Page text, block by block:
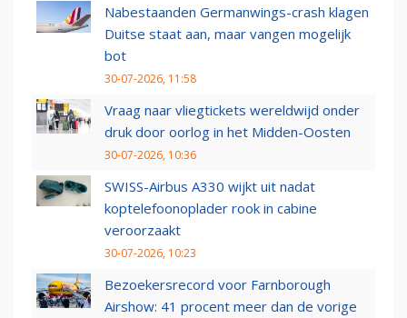
Nabestaanden Germanwings-crash klagen
Duitse staat aan, maar vangen mogelijk
bot
30-07-2026, 11:58
Vraag naar vliegtickets wereldwijd onder
druk door oorlog in het Midden-Oosten
30-07-2026, 10:36
SWISS-Airbus A330 wijkt uit nadat
koptelefoonoplader rook in cabine
veroorzaakt
30-07-2026, 10:23
Bezoekersrecord voor Farnborough
Airshow: 41 procent meer dan de vorige